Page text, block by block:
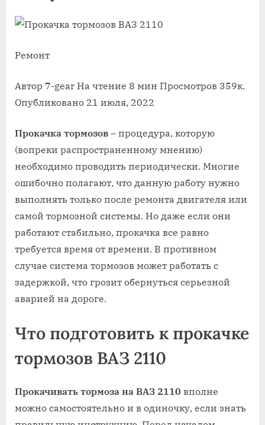
Ремонт
Автор 7-gear На чтение 8 мин Просмотров 359к.
Опубликовано 21 июля, 2022
Прокачка тормозов – процедура, которую
(вопреки распространенному мнению)
необходимо проводить периодически. Многие
ошибочно полагают, что данную работу нужно
выполнять только после ремонта двигателя или
самой тормозной системы. Но даже если они
работают стабильно, прокачка все равно
требуется время от времени. В противном
случае система тормозов может работать с
задержкой, что грозит обернуться серьезной
аварией на дороге.
Что подготовить к прокачке
тормозов ВАЗ 2110
Прокачивать тормоза на ВАЗ 2110 вполне
можно самостоятельно и в одиночку, если знать